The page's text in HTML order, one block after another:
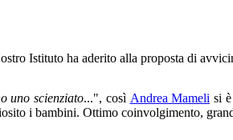
Istituto ha aderito alla proposta di
uno scienziato...", così Andrea Mameli si
i bambini. Ottimo coinvolgimento,